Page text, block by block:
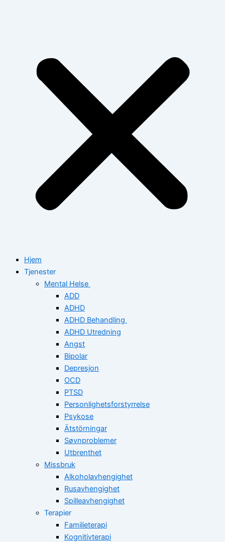
Hjem
Tjenester
Mental Helse
ADD
ADHD
ADHD Behandling
ADHD Utredning
Angst
Bipolar
Depresjon
OCD
PTSD
Personlighetsforstyrrelse
Psykose
Ätstörningar
Søvnproblemer
Utbrenthet
Missbruk
Alkoholavhengighet
Rusavhengighet
Spilleavhengighet
Terapier
Familieterapi
Kognitivterapi